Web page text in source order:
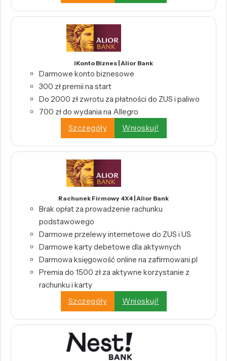
iKonto Biznes | Alior Bank
Darmowe konto biznesowe
300 zł premii na start
Do 2000 zł zwrotu za płatności do ZUS i paliwo
700 zł do wydania na Allegro
Szczegóły
Wnioskuj!
Rachunek Firmowy 4X4 | Alior Bank
Brak opłat za prowadzenie rachunku
podstawowego
Darmowe przelewy internetowe do ZUS i US
Darmowe karty debetowe dla aktywnych
Darmowa księgowość online na zafirmowani.pl
Premia do 1500 zł za aktywne korzystanie z
rachunku i karty
Szczegóły
Wnioskuj!